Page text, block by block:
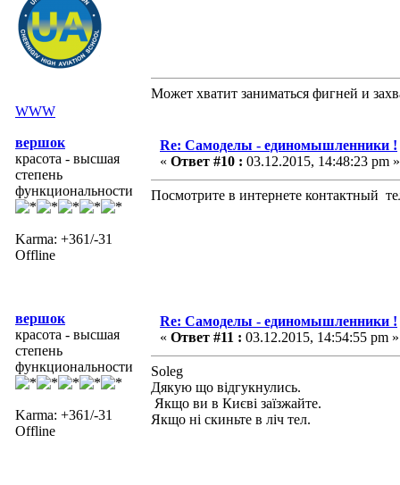
WWW
Может хватит заниматься фигней и
вершок
красота - высшая
степень
функциональности
Karma: +361/-31
Offline
Re: Самоделы - единомышленники !
« Ответ #10 : 03.12.2015, 14:48:23 pm »
Посмотрите в интернете контактный
вершок
красота - высшая
степень
функциональности
Karma: +361/-31
Offline
Re: Самоделы - единомышленники !
« Ответ #11 : 03.12.2015, 14:54:55 pm »
Soleg
Дякую що відгукнулись.
Якщо ви в Києві заїзжайте.
Якщо ні скиньте в ліч тел.